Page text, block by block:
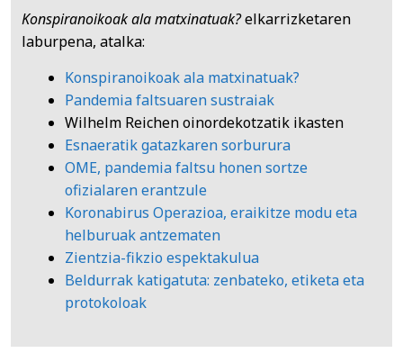
Konspiranoikoak ala matxinatuak?elkarrizketaren
laburpena, atalka:
Konspiranoikoak ala matxinatuak?
Pandemia faltsuaren sustraiak
Wilhelm Reichen oinordekotzatik ikasten
Esnaeratik gatazkaren sorburura
OME, pandemia faltsu honen sortze
ofizialaren erantzule
Koronabirus Operazioa, eraikitze modu eta
helburuak antzematen
Zientzia-fikzio espektakulua
Beldurrak katigatuta: zenbateko, etiketa eta
protokoloak